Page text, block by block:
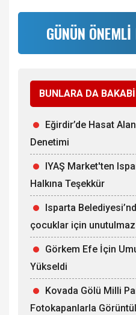
GÜNÜN
BUNLARA DA
Eğirdir’de Hasat
Denetimi
IYAŞ Market'ten
Halkına Teşekkür
Isparta
çocuklar için unutulmaz
Görkem Efe İçin
Yükseldi
Kovada Gölü Milli
Fotokapanlarla